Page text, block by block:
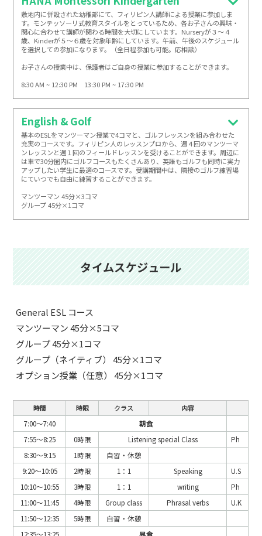
敷地内に併設された幼稚部にて、フィリピン人講師による授業に参加しま
す。モンテッソーリ式教育スタイルをとっているため、各お子さんの興味・
関心に合わせて講師が関わる時間を大切にしています。Nurseryが３〜４
歳、Kinderが５〜６歳を対象年齢にしています。午前、午後のスケジュール
を選択しての参加になります。（全日程参加も可能。応相談）
お子さんの授業中は、保護者はご自身の授業に参加することができます。
8:30 AM ~ 12:30 PM　13:30 PM ~ 17:30 PM
English & Golf
基本のESLをマンツーマン授業で4コマと、ゴルフレッスンを組み合わせた
充実のコースです。フィリピン人のレッスンプロから、週４回のマンツーマ
ンレッスンと週１回のフィールドレッスンを受けることができます。周辺に
は車で30分圏内にゴルフコースもたくさんあり、英語もゴルフも同時に実力
アップしたい学生に最適のコースです。受講期間中は、隣接のゴルフ練習場
にていつでも自由に練習することができます。
マンツーマン 45分×3コマ
グループ 45分×1コマ
タイムスケジュール
General ESL コース
マンツーマン 45分×5コマ
グループ 45分×1コマ
グループ（ネイティブ） 45分×1コマ
オプション授業（任意） 45分×1コマ
時間 時限 クラス
内容
7:00～7:40
朝食
7:55～8:25
0時限 Listening special Class
Ph
8:30～9:15
1時限
自習・休憩
9:20～10:05
2時限 1：1 Speaking
U.S
10:10～10:55
3時限 1：1 writing
Ph
11:00～11:45
4時限 Group class Phrasal verbs
U.K
11:50～12:35
5時限
自習・休憩
12:35～13:25
昼食